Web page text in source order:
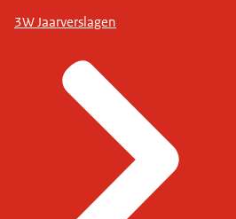
3W Jaarverslagen